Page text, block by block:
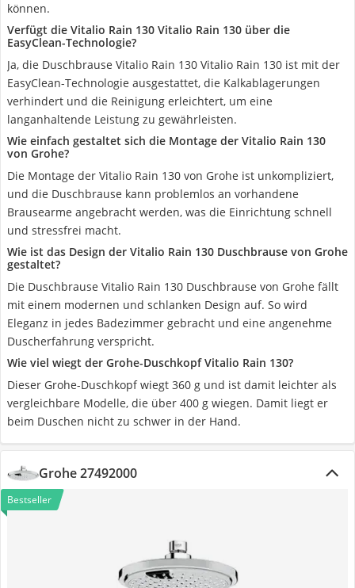
können.
Verfügt die Vitalio Rain 130 Vitalio Rain 130 über die
EasyClean-Technologie?
Ja, die Duschbrause Vitalio Rain 130 Vitalio Rain 130 ist mit der
EasyClean-Technologie ausgestattet, die Kalkablagerungen
verhindert und die Reinigung erleichtert, um eine
langanhaltende Leistung zu gewährleisten.
Wie einfach gestaltet sich die Montage der Vitalio Rain 130
von Grohe?
Die Montage der Vitalio Rain 130 von Grohe ist unkompliziert,
und die Duschbrause kann problemlos an vorhandene
Brausearme angebracht werden, was die Einrichtung schnell
und stressfrei macht.
Wie ist das Design der Vitalio Rain 130 Duschbrause von Grohe
gestaltet?
Die Duschbrause Vitalio Rain 130 Duschbrause von Grohe fällt
mit einem modernen und schlanken Design auf. So wird
Eleganz in jedes Badezimmer gebracht und eine angenehme
Duscherfahrung verspricht.
Wie viel wiegt der Grohe-Duschkopf Vitalio Rain 130?
Dieser Grohe-Duschkopf wiegt 360 g und ist damit leichter als
vergleichbare Modelle, die über 400 g wiegen. Damit liegt er
beim Duschen nicht zu schwer in der Hand.
Grohe 27492000
Bestseller